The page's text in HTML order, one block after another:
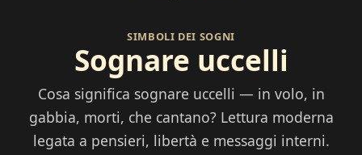
SIMBOLI DEI SOGNI
Sognare uccelli
Cosa significa sognare uccelli — in volo, in
gabbia, morti, che cantano? Lettura moderna
legata a pensieri, libertà e messaggi interni.